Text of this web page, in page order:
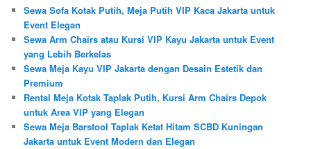
Sewa Sofa Kotak Putih, Meja Putih VIP Kaca Jakarta untuk
Event Elegan
Sewa Arm Chairs atau Kursi VIP Kayu Jakarta untuk Event
yang Lebih Berkelas
Sewa Meja Kayu VIP Jakarta dengan Desain Estetik dan
Premium
Rental Meja Kotak Taplak Putih, Kursi Arm Chairs Depok
untuk Area VIP yang Elegan
Sewa Meja Barstool Taplak Ketat Hitam SCBD Kuningan
Jakarta untuk Event Modern dan Elegan